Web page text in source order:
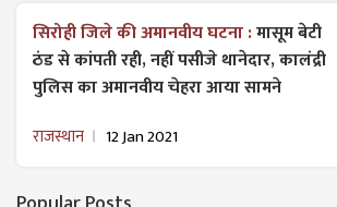
सिरोही जिले की अमानवीय घटना :मासूम बेटी
ठंड से कांपती रही, नहीं पसीजे थानेदार, कालंद्री
पुलिस का अमानवीय चेहरा आया सामने
राजस्थान 12 Jan 2021